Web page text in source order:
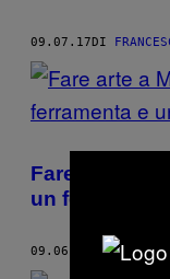
09.07.17DI
Fare arte a
un
09.06.17 DI